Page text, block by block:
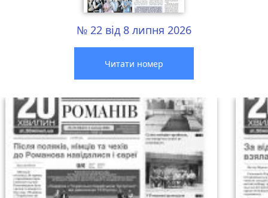
№ 22 від 8 липня 2026
Читати номер